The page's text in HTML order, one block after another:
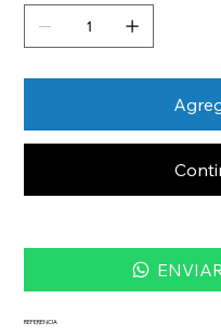
REFERENCIA